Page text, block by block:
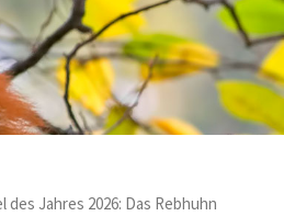
des Jahres 2026: Das Rebhuhn